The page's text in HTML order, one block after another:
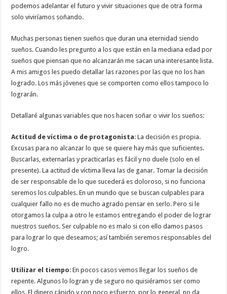
podemos adelantar el futuro y vivir situaciones que de otra forma
solo viviríamos soñando.
Muchas personas tienen sueños que duran una eternidad siendo
sueños. Cuando les pregunto a los que están en la mediana edad por
sueños que piensan que no alcanzarán me sacan una interesante lista.
A mis amigos les puedo detallar las razones por las que no los han
logrado. Los más jóvenes que se comporten como ellos tampoco lo
lograrán.
Detallaré algunas variables que nos hacen soñar o vivir los sueños:
Actitud de víctima o de protagonista: La decisión es propia.
Excusas para no alcanzar lo que se quiere hay más que suficientes.
Buscarlas, externarlas y practicarlas es fácil y no duele (solo en el
presente). La actitud de víctima lleva las de ganar. Tomar la decisión
de ser responsable de lo que sucederá es doloroso, si no funciona
seremos los culpables. En un mundo que se buscan culpables para
cualquier fallo no es de mucho agrado pensar en serlo. Pero si le
otorgamos la culpa a otro le estamos entregando el poder de lograr
nuestros sueños. Ser culpable no es malo si con ello damos pasos
para lograr lo que deseamos; así también seremos responsables del
logro.
Utilizar el tiempo: En pocos casos vemos llegar los sueños de
repente. Algunos lo logran y de seguro no quisiéramos ser como
ellos. El dinero rápido y con poco esfuerzo, por lo general, no da